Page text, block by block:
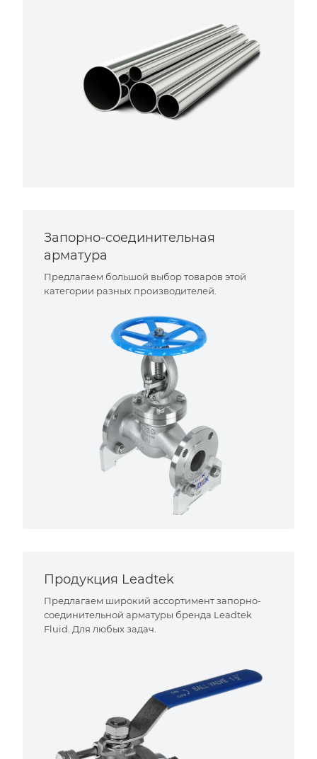
Запорно-соединительная
арматура
Предлагаем большой выбор товаров этой
категории разных производителей.
Продукция Leadtek
Предлагаем широкий ассортимент запорно-
соединительной арматуры бренда Leadtek
Fluid. Для любых задач.